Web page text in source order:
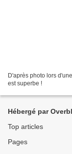
D'après photo lors
est superbe !
Hébergé par
Top articles
Pages